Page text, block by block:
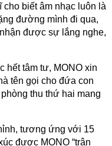
cho biết âm nhạc luôn là
đường mình đi qua,
được sự lắng nghe,
hết tâm tư, MONO xin
tên gọi cho đứa con
thu thứ hai mang
tương ứng với 15
được MONO “trân